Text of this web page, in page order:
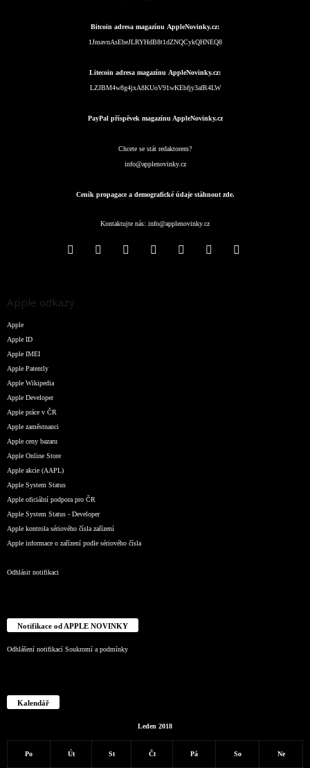
Bitcoin adresa magazínu AppleNovinky.cz:
1JmavnAsEbeJLRYHdB8t1dZNQCykQHNEQ8
Litecoin adresa magazínu AppleNovinky.cz:
LZJBM4w8g4jxA8KUoV91wKEbfjy3afR4LW
PayPal příspěvek magazínu AppleNovinky.cz
Chcete se stát redaktorem?
info@applenovinky.cz
Ceník propagace a demografické údaje stáhnout zde.
Kontaktujte nás: info@applenovinky.cz
Apple odkazy
Apple
Apple ID
Apple IMEI
Apple Patently
Apple Wikipedia
Apple Developer
Apple práce v ČR
Apple zaměstnanci
Apple ceny bazaru
Apple Online Store
Apple akcie (AAPL)
Apple System Status
Apple oficiální podpora pro ČR
Apple System Status - Developer
Apple kontrola sériového čísla zařízení
Apple informace o zařízení podle sériového čísla
Odhlásit notifikaci
Notifikace od APPLE NOVINKY
Odhlášení notifikací Soukromí a podmínky
Kalendář
Leden 2018
Po Út St Čt Pá So Ne